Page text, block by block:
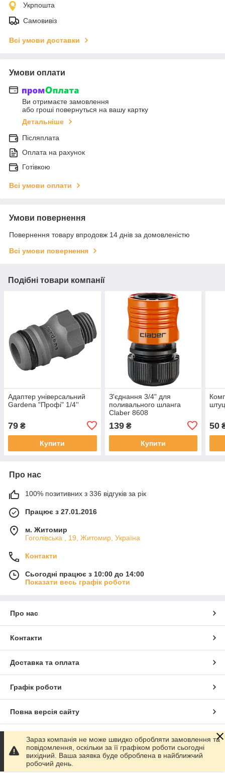
Укрпошта
Самовивіз
Всі умови доставки
Умови оплати
Ви отримаєте замовлення
або гроші повернуться на вашу картку
Детальніше
Післяплата
Оплата на рахунок
Готівкою
Всі умови оплати
Умови повернення
Повернення товару впродовж 14 днів за домовленістю
Всі умови повернення
Подібні товари компанії
Адаптер універсальний
Gardena "Профі" 1/4''
79 ₴
Купити
З'єднання 3/4" для
поливального шланга
Claber 8608
139₴
Купити
50
Про нас
100% позитивних з 336 відгуків за рік
Працює з 27.01.2016
м. Житомир
Гоголівська , 19, Житомир, Україна
Контакти
Сьогодні працює з 10:00 до 14:00
Показати весь графік роботи
Про нас
Контакти
Доставка та оплата
Графік роботи
Повна версія сайту
Сайт створено на маркетплейсі Prom.ua
Політика конфіденційності
Зараз компанія не може швидко обробляти замовлення та
повідомлення, оскільки за її графіком роботи сьогодні
вихідний. Ваша заявка буде оброблена в найближчий
робочий день.